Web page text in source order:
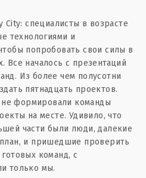
City: специалисты в возрасте
технологиями и
попробовать свои силы в
Все началось с презентаций
Из более чем полусотни
пятнадцать проектов.
формировали команды
на месте. Удивило, что
части были люди, далекие
и пришедшие проверить
команд, с
только мы.